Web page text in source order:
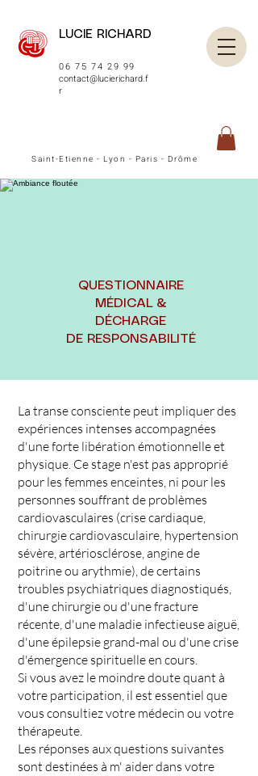
LUCIE RICHARD
06 75 74 29 99
contact@lucierichard.f
r
Saint-Etienne - Lyon - Paris - Drôme
QUESTIONNAIRE
MÉDICAL &
DÉCHARGE
DE RESPONSABILITÉ
La transe consciente peut impliquer des
expériences intenses accompagnées
d'une forte libération émotionnelle et
physique. Ce stage n'est pas approprié
pour les femmes enceintes, ni pour les
personnes souffrant de problèmes
cardiovasculaires (crise cardiaque,
chirurgie cardiovasculaire, hypertension
sévère, artériosclérose, angine de
poitrine ou arythmie), de certains
troubles psychiatriques diagnostiqués,
d'une chirurgie ou d'une fracture
récente, d'une maladie infectieuse aiguë,
d'une épilepsie grand-mal ou d'une crise
d'émergence spirituelle en cours.
Si vous avez le moindre doute quant à
votre participation, il est essentiel que
vous consultiez votre médecin ou votre
thérapeute.
Les réponses aux questions suivantes
sont destinées à m' aider dans votre